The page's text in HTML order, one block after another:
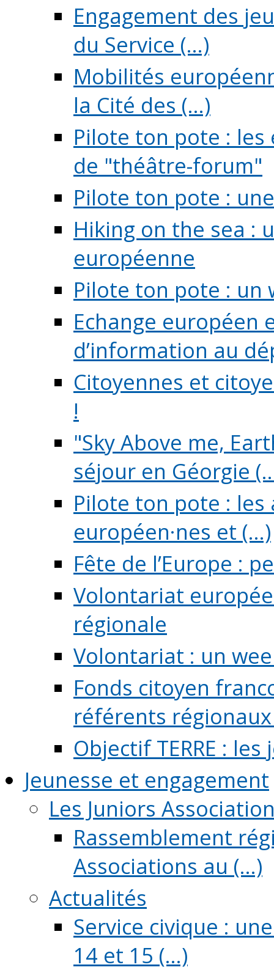
Engagement des
du Service (...)
Mobilités
la Cité des (...)
Pilote ton pote :
de "théâtre-forum"
Pilote ton pote :
Hiking on the sea :
européenne
Pilote ton pote : un
Echange européen
d’information au
Citoyennes et
!
"Sky Above me,
séjour en Géorgie
Pilote ton pote :
européen·nes et (...)
Fête de l’Europe :
Volontariat
régionale
Volontariat : un
Fonds citoyen
référents régionaux
Objectif TERRE :
Jeunesse et engagement
Les Juniors
Rassemblement
Associations au (...)
Actualités
Service civique :
14 et 15 (...)